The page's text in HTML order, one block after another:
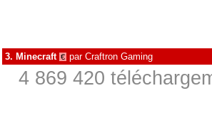
3. Minecraft € par Craftron Gaming
4 869 420